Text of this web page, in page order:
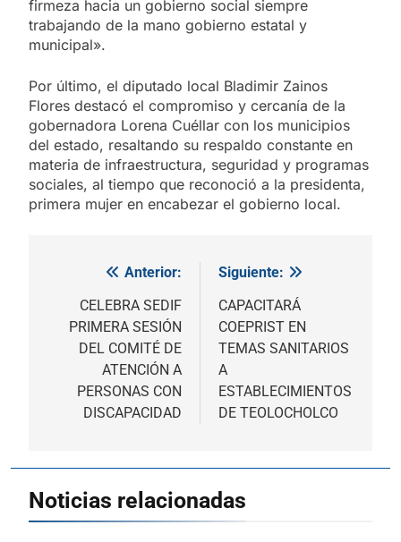
firmeza hacia un gobierno social siempre
trabajando de la mano gobierno estatal y
municipal».
Por último, el diputado local Bladimir Zainos
Flores destacó el compromiso y cercanía de la
gobernadora Lorena Cuéllar con los municipios
del estado, resaltando su respaldo constante en
materia de infraestructura, seguridad y programas
sociales, al tiempo que reconoció a la presidenta,
primera mujer en encabezar el gobierno local.
Navegación
entradas
Anterior:
CELEBRA SEDIF
PRIMERA SESIÓN
DEL COMITÉ DE
ATENCIÓN A
PERSONAS CON
DISCAPACIDAD
Siguiente:
CAPACITARÁ
COEPRIST EN
TEMAS SANITARIOS
A
ESTABLECIMIENTOS
DE TEOLOCHOLCO
Noticias relacionadas